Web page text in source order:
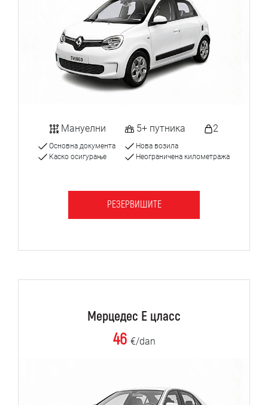
Мануелни 5+ путника 2
Основна документа
Каско осигурање
Нова возила
Неограничена километража
РЕЗЕРВИШИТЕ
Мерцедес Е цласс
46 €/dan